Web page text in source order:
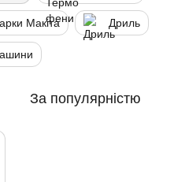
Макіта Дриль
За популярністю